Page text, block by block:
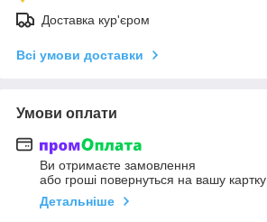
Доставка кур'єром
Всі умови доставки
Умови оплати
Ви отримаєте замовлення
або гроші повернуться на вашу картку
Детальніше